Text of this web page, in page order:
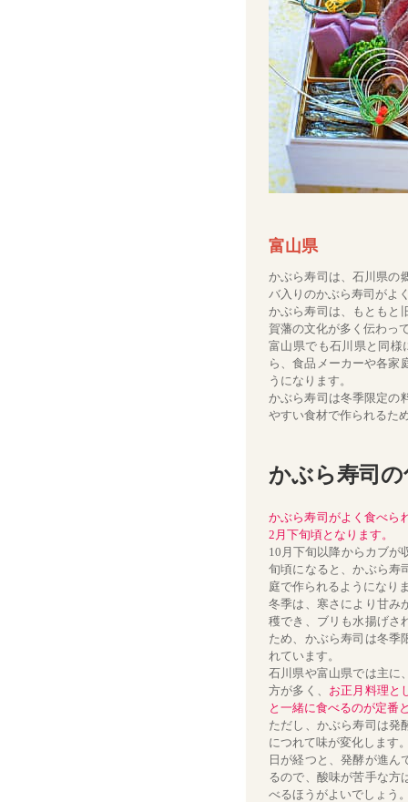
富山県
かぶら寿司は、石川県の
バ入りのかぶら寿司がよ
かぶら寿司は、もともと
賀藩の文化が多く伝わっ
富山県でも石川県と同様
ら、食品メーカーや各家
うになります。
かぶら寿司は冬季限定の
やすい食材で作られるた
かぶら寿司
かぶら寿司がよく食べら
2月下旬頃となります。
10月下旬以降からカブが
旬頃になると、かぶら寿
庭で作られるようになり
冬季は、寒さにより甘み
穫でき、ブリも水揚げさ
ため、かぶら寿司は冬季
れています。
石川県や富山県では主に
方が多く、 お正月料理と
と一緒に食べるのが定番
ただし、かぶら寿司は発
につれて味が変化します
日が経つと、発酵が進ん
るので、酸味が苦手な方
べるほうがよいでしょう